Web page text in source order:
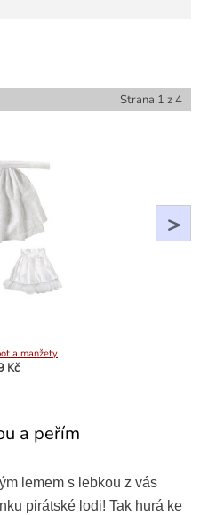
Strana 1 z4
a manžety
Kč
>
a peřím
lemem s lebkou z vás
pirátské lodi! Tak hurá ke